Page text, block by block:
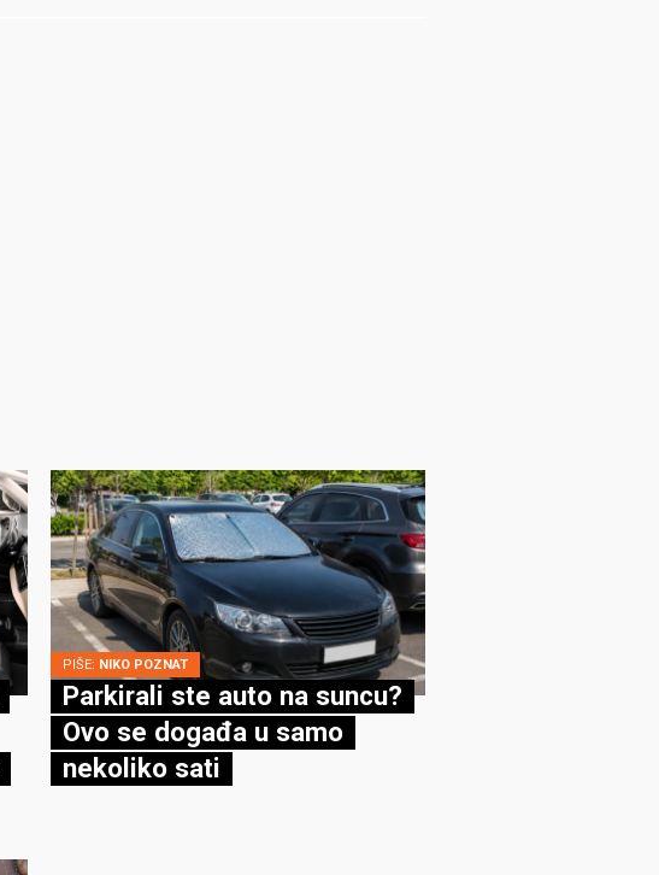
PIŠE: NIKO POZNAT
Parkirali ste auto na suncu?
Ovo se događa u samo
nekoliko sati